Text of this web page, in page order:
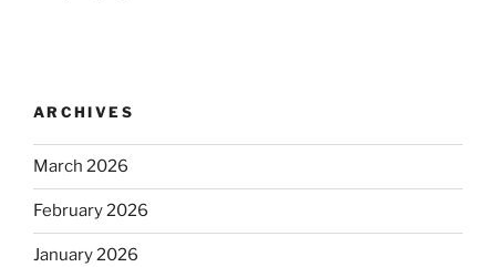
ARCHIVES
March 2026
February 2026
January 2026